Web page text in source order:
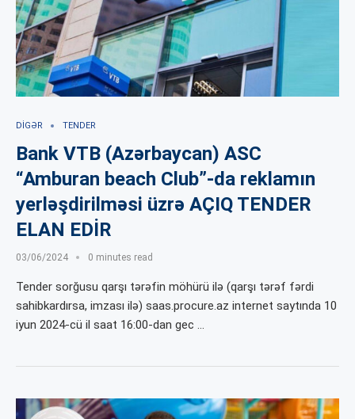
DIGƏR TENDER
Bank VTB (Azərbaycan) ASC
“Amburan beach Club”-da reklamın
yerləşdirilməsi üzrə AÇIQ TENDER
ELAN EDİR
03/06/2024 0 minutes read
Tender sorğusu qarşı tərəfin möhürü ilə (qarşı tərəf fərdi
sahibkardırsa, imzası ilə) saas.procure.az internet saytında 10
iyun 2024-cü il saat 16:00-dan gec …